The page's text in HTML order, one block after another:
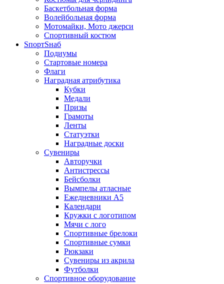
Баскетбольная форма
Волейбольная форма
Мотомайки, Мото джерси
Спортивный костюм
SпортSнаб
Подиумы
Стартовые номера
Флаги
Наградная атрибутика
Кубки
Медали
Призы
Грамоты
Ленты
Статуэтки
Наградные доски
Сувениры
Авторучки
Антистрессы
Бейсболки
Вымпелы атласные
Ежедневники А5
Календари
Кружки с логотипом
Мячи с лого
Спортивные брелоки
Спортивные сумки
Рюкзаки
Сувениры из акрила
Футболки
Спортивное оборудование